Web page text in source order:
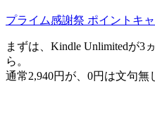
プライム感謝祭 ポイントキ
まずは、Kindle Unlimitedが3
ら。
通常2,940円が、0円は文句無